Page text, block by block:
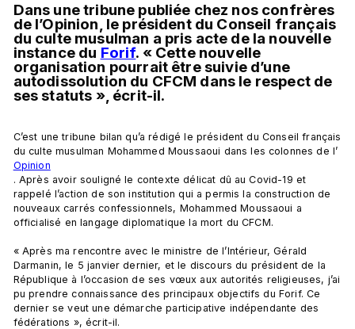
Dans une tribune publiée chez nos confrères
de l’Opinion, le président du Conseil français
du culte musulman a pris acte de la nouvelle
instance du Forif. « Cette nouvelle
organisation pourrait être suivie d’une
autodissolution du CFCM dans le respect de
ses statuts », écrit-il.
C’est une tribune bilan qu’a rédigé le président du Conseil français
du culte musulman Mohammed Moussaoui dans les colonnes de l’
Opinion
. Après avoir souligné le contexte délicat dû au Covid-19 et
rappelé l’action de son institution qui a permis la construction de
nouveaux carrés confessionnels, Mohammed Moussaoui a
officialisé en langage diplomatique la mort du CFCM.
« Après ma rencontre avec le ministre de l’Intérieur, Gérald
Darmanin, le 5 janvier dernier, et le discours du président de la
République à l’occasion de ses vœux aux autorités religieuses, j’ai
pu prendre connaissance des principaux objectifs du Forif. Ce
dernier se veut une démarche participative indépendante des
fédérations », écrit-il.